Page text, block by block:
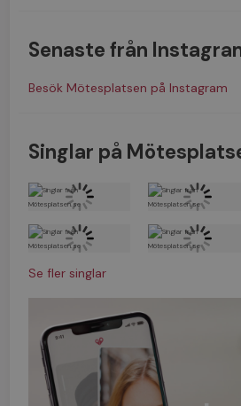
Senaste från
Besök Mötesplatsen på Instagram
Singlar på
Se fler singlar